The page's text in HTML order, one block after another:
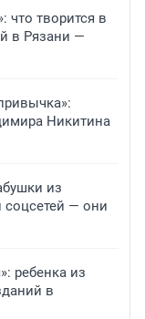
что творится в
в Рязани —
Никитина
из
соцсетей — они
ребенка из
в